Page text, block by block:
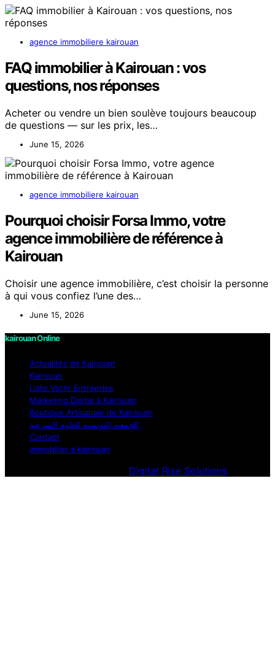
agence immobiliere kairouan
FAQ immobilier à Kairouan : vos
questions, nos réponses
Acheter ou vendre un bien soulève toujours beaucoup
de questions — sur les prix, les…
June 15, 2026
agence immobiliere kairouan
Pourquoi choisir Forsa Immo, votre
agence immobilière de référence à
Kairouan
Choisir une agence immobilière, c’est choisir la personne
à qui vous confiez l’une des…
June 15, 2026
kairouan Online
Actualités de Kairouan
Kairouan
Liste Votre Entreprise
Marketing Digital à Kairouan
Boutique Artisanale de Kairouan
الجمعية التونسية للعلوم الشرعية
Contact
immobilier a kairouan
Digital Rise Solutions